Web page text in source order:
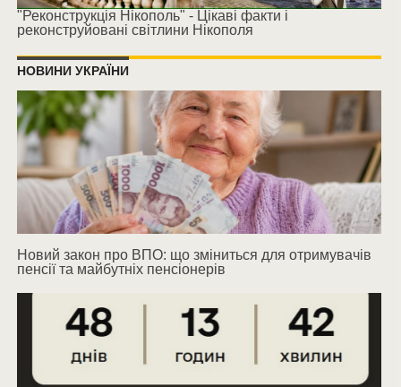
"Реконструкція Нікополь" - Цікаві факти і
реконструйовані світлини Нікополя
НОВИНИ УКРАЇНИ
Новий закон про ВПО: що зміниться для отримувачів
пенсії та майбутніх пенсіонерів